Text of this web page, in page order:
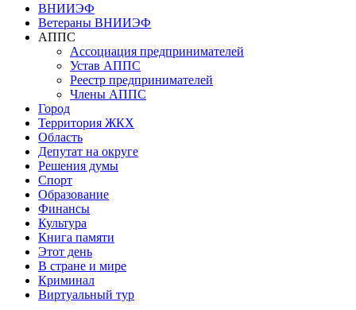
ВНИИЭФ
Ветераны ВНИИЭФ
АППС
Ассоциация предпринимателей
Устав АППС
Реестр предпринимателей
Члены АППС
Город
Территория ЖКХ
Область
Депутат на округе
Решения думы
Спорт
Образование
Финансы
Культура
Книга памяти
Этот день
В стране и мире
Криминал
Виртуальный тур